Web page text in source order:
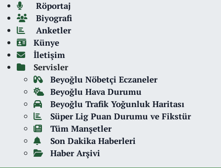
Röportaj
Biyografi
Anketler
Künye
İletişim
Servisler
Beyoğlu Nöbetçi Eczaneler
Beyoğlu Hava Durumu
Beyoğlu Trafik Yoğunluk Haritası
Süper Lig Puan Durumu ve Fikstür
Tüm Manşetler
Son Dakika Haberleri
Haber Arşivi